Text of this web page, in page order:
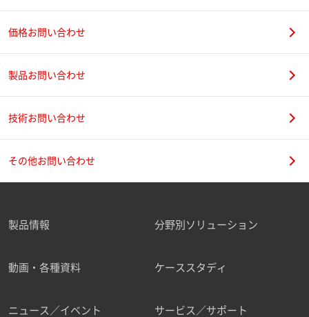
価格お問い合わせ
製品お問い合わせ
技術お問い合わせ
その他お問い合わせ
製品情報 分野別ソリューション
動画・各種資料 ケーススタディ
ニュース／イベント サービス／サポート